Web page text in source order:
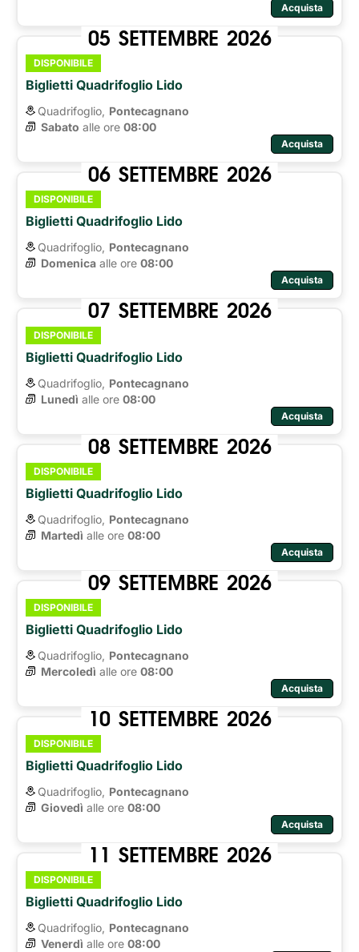
Acquista
05 SETTEMBRE 2026
DISPONIBILE
Biglietti Quadrifoglio Lido
Quadrifoglio, Pontecagnano
Sabato alle ore 08:00
Acquista
06 SETTEMBRE 2026
DISPONIBILE
Biglietti Quadrifoglio Lido
Quadrifoglio, Pontecagnano
Domenica alle ore 08:00
Acquista
07 SETTEMBRE 2026
DISPONIBILE
Biglietti Quadrifoglio Lido
Quadrifoglio, Pontecagnano
Lunedì alle ore 08:00
Acquista
08 SETTEMBRE 2026
DISPONIBILE
Biglietti Quadrifoglio Lido
Quadrifoglio, Pontecagnano
Martedì alle ore 08:00
Acquista
09 SETTEMBRE 2026
DISPONIBILE
Biglietti Quadrifoglio Lido
Quadrifoglio, Pontecagnano
Mercoledì alle ore 08:00
Acquista
10 SETTEMBRE 2026
DISPONIBILE
Biglietti Quadrifoglio Lido
Quadrifoglio, Pontecagnano
Giovedì alle ore 08:00
Acquista
11 SETTEMBRE 2026
DISPONIBILE
Biglietti Quadrifoglio Lido
Quadrifoglio, Pontecagnano
Venerdì alle ore 08:00